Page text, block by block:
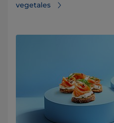
vegetales